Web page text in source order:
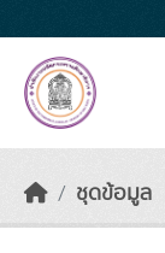
ชุดข้อมูล